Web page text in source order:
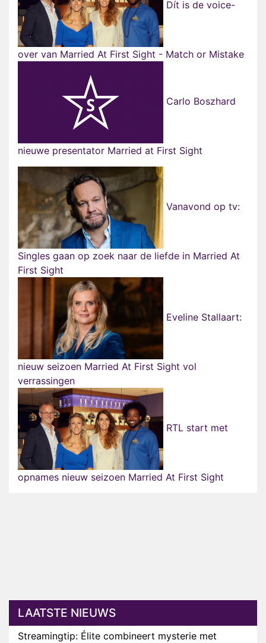
Dít is de voice-
over van Married At First Sight - Match or Mistake
Carlo Boszhard
nieuwe presentator Married at First Sight
Vanavond op tv:
Singles gaan op zoek naar de liefde in Married At
First Sight
Eveline Stallaart:
nieuw seizoen Married At First Sight vol
verrassingen
RTL start met
opnames nieuw seizoen Married At First Sight
LAATSTE NIEUWS
Streamingtip: Élite combineert mysterie met